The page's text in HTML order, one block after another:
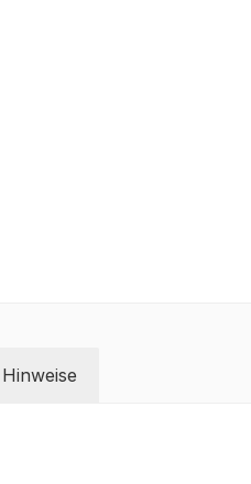
Hinweise